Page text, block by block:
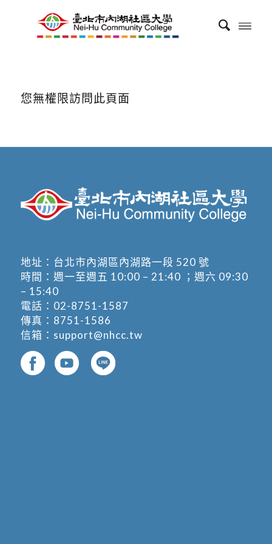
您無權限訪問此頁面
地址： 台北市內湖區內湖路一段 520 號
時間：週一至週五 10:00 – 21:40 ；週六 09:30
– 15:40
電話： 02-8751-1587
傳真：8751-1586
信箱： support@nhcc.tw